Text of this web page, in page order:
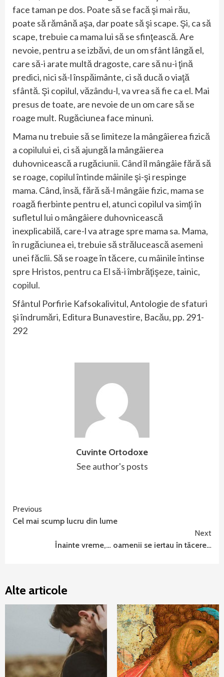
face taman pe dos. Poate să se facă şi mai rău,
poate să rămână aşa, dar poate să şi scape. Şi, ca să
scape, trebuie ca mama lui să se sfinţească. Are
nevoie, pentru a se izbăvi, de un om sfânt lângă el,
care să-i arate multă dragoste, care să nu-i ţină
predici, nici să-l înspăimânte, ci să ducă o viaţă
sfântă. Şi copilul, văzându-l, va vrea să fie ca el. Mai
presus de toate, are nevoie de un om care să se
roage mult. Rugăciunea face minuni.
Mama nu trebuie să se limiteze la mângâierea fizică
a copilului ei, ci să ajungă la mângâierea
duhovnicească a rugăciunii. Când îl mângâie fără să
se roage, copilul întinde mâinile şi-şi respinge
mama. Când, însă, fără să-l mângâie fizic, mama se
roagă fierbinte pentru el, atunci copilul va simţi în
sufletul lui o mângâiere duhovnicească
inexplicabilă, care-l va atrage spre mama sa. Mama,
în rugăciunea ei, trebuie să strălucească asemeni
unei făclii. Să se roage în tăcere, cu mâinile întinse
spre Hristos, pentru ca El să-i îmbrăţişeze, tainic,
copilul.
Sfântul Porfirie Kafsokalivitul, Antologie de sfaturi
şi îndrumări, Editura Bunavestire, Bacău, pp. 291-
292
Cuvinte Ortodoxe
See author's posts
Continue
Reading
Previous
Cel mai scump lucru din lume
Next
Înainte vreme,… oamenii se iertau în tăcere…
Alte articole